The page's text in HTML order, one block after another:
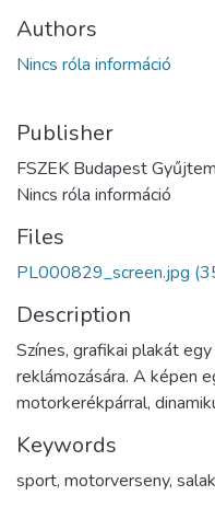
Authors
Nincs róla információ
Publisher
FSZEK Budapest
Nincs róla információ
Files
PL000829_screen.jpg
Description
Színes, grafikai plakát
reklámozására. A képen
motorkerékpárral,
Keywords
sport, motorverseny,